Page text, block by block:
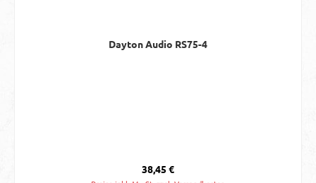
Dayton Audio RS75-4
Regulärer Preis:
38,45 €